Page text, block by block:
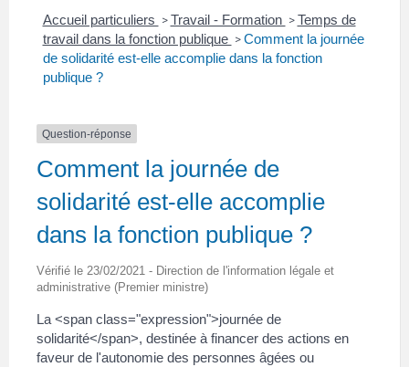
Accueil particuliers > Travail - Formation > Temps de
travail dans la fonction publique > Comment la journée
de solidarité est-elle accomplie dans la fonction
publique ?
Question-réponse
Comment la journée de
solidarité est-elle accomplie
dans la fonction publique ?
Vérifié le 23/02/2021 - Direction de l'information légale et
administrative (Premier ministre)
La <span class="expression">journée de
solidarité</span>, destinée à financer des actions en
faveur de l'autonomie des personnes âgées ou